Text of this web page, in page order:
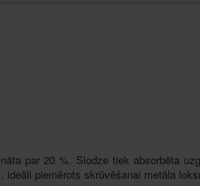
par 20 %. Slodze tiek absorbēta
piemērots skrūvēšanai metāla